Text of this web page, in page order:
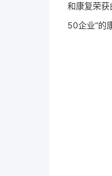
和康复荣获
50企业”的